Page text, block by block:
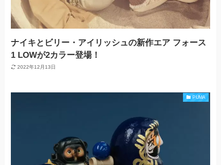
ナイキとビリー・アイリッシュの新作エア フォース
1 LOWが2カラー登場！
2022年12月13日
PUMA